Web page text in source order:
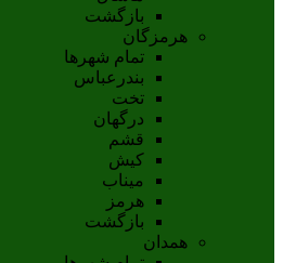
بازگشت
هرمزگان
تمام شهر‌ها
بندرعباس
تخت
درگهان
قشم
کيش
ميناب
هرمز
بازگشت
همدان